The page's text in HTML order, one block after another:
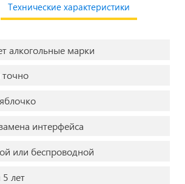
Технические характеристики
алкогольные марки
интерфейса
или беспроводной
5 лет